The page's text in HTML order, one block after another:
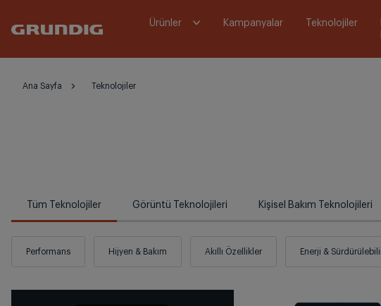
Ürünler Kampanyalar Teknolojiler
Ana Sayfa Teknolojiler
Tüm Teknolojiler Görüntü Teknolojileri Kişisel Bakım Teknolojileri